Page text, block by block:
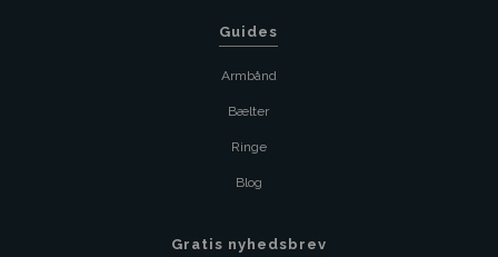
Guides
Armbånd
Bælter
Ringe
Blog
Gratis nyhedsbrev